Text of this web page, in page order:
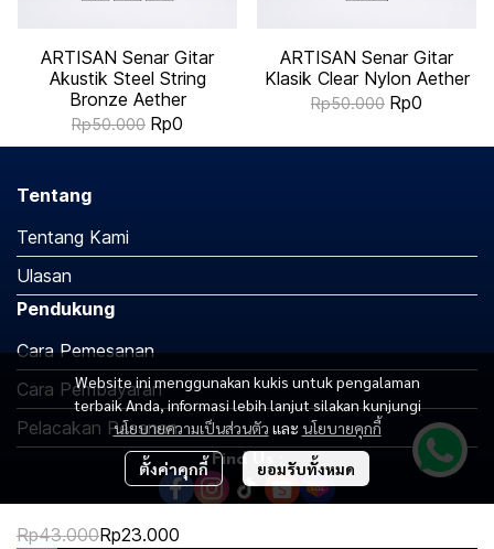
ARTISAN Senar Gitar
Akustik Steel String
Bronze Aether
Rp50.000 Rp0
ARTISAN Senar Gitar
Klasik Clear Nylon Aether
Rp50.000 Rp0
Rp43.000Rp23.000
Website ini menggunakan kukis untuk pengalaman
terbaik Anda, informasi lebih lanjut silakan kunjungi
นโยบายความเป็นส่วนตัว และ นโยบายคุกกี้
ตั้งค่าคุกกี้ ยอมรับทั้งหมด
Tentang
Tentang Kami
Ulasan
Pendukung
Cara Pemesanan
Cara Pembayaran
Pelacakan Pesanan
Find Us :